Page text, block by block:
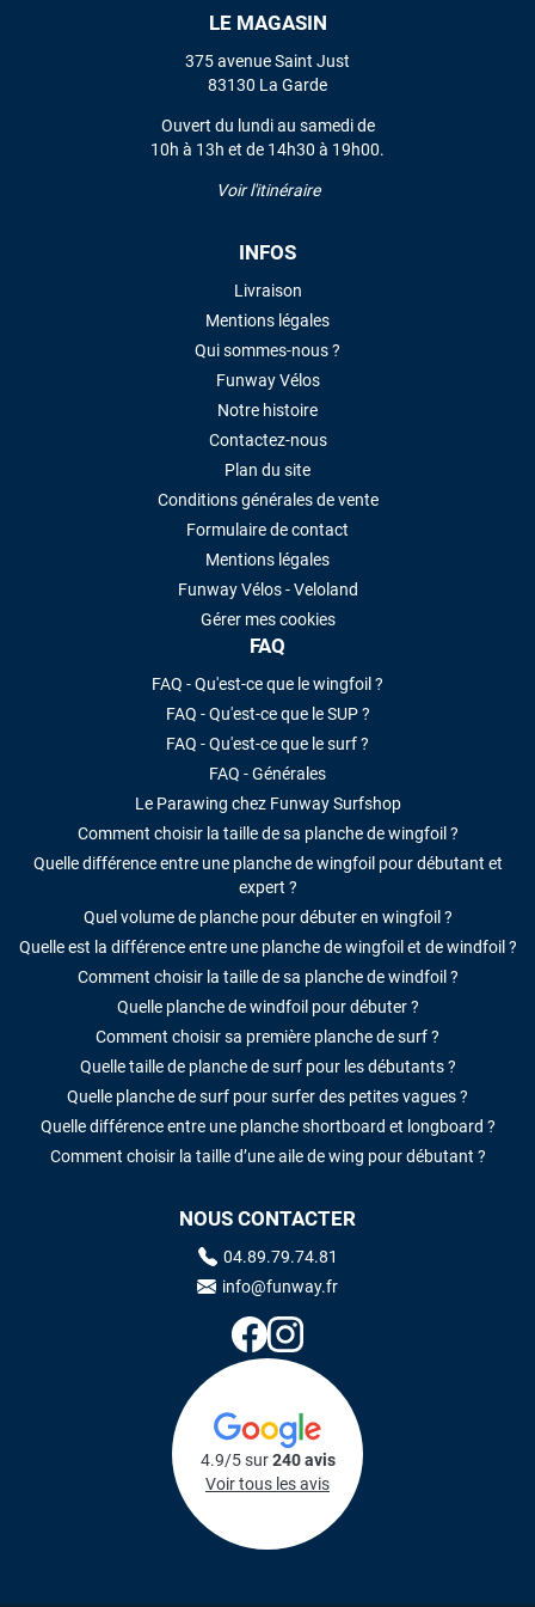
LE MAGASIN
375 avenue Saint Just
83130 La Garde
Ouvert du lundi au samedi de
10h à 13h et de 14h30 à 19h00.
Voir l'itinéraire
INFOS
Livraison
Mentions légales
Qui sommes-nous ?
Funway Vélos
Notre histoire
Contactez-nous
Plan du site
Conditions générales de vente
Formulaire de contact
Mentions légales
Funway Vélos - Veloland
Gérer mes cookies
FAQ
FAQ - Qu'est-ce que le wingfoil ?
FAQ - Qu'est-ce que le SUP ?
FAQ - Qu'est-ce que le surf ?
FAQ - Générales
Le Parawing chez Funway Surfshop
Comment choisir la taille de sa planche de wingfoil ?
Quelle différence entre une planche de wingfoil pour débutant et
expert ?
Quel volume de planche pour débuter en wingfoil ?
Quelle est la différence entre une planche de wingfoil et de windfoil ?
Comment choisir la taille de sa planche de windfoil ?
Quelle planche de windfoil pour débuter ?
Comment choisir sa première planche de surf ?
Quelle taille de planche de surf pour les débutants ?
Quelle planche de surf pour surfer des petites vagues ?
Quelle différence entre une planche shortboard et longboard ?
Comment choisir la taille d’une aile de wing pour débutant ?
NOUS CONTACTER
04.89.79.74.81
info@funway.fr
4.9/5 sur240 avis
Voir tous les avis
VOIR TOUS LES AVIS